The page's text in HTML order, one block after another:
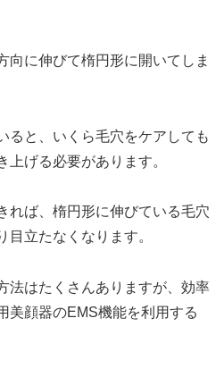
向に伸びて楕円形に開いてしま
ると、いくら毛穴をケアしても
げる必要があります。
れば、楕円形に伸びている毛穴
目立たなくなります。
法はたくさんありますが、効率
美顔器のEMS機能を利用する